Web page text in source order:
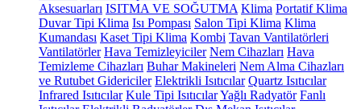
Aksesuarları ISITMA VE SOĞUTMA Klima Portatif Klima
Duvar Tipi Klima Isı Pompası Salon Tipi Klima Klima
Kumandası Kaset Tipi Klima Kombi Tavan Vantilatörleri
Vantilatörler Hava Temizleyiciler Nem Cihazları Hava
Temizleme Cihazları Buhar Makineleri Nem Alma Cihazları
ve Rutubet Gidericiler Elektrikli Isıtıcılar Quartz Isıtıcılar
Infrared Isıtıcılar Kule Tipi IsıtıcılarYağlı Radyatör Fanlı